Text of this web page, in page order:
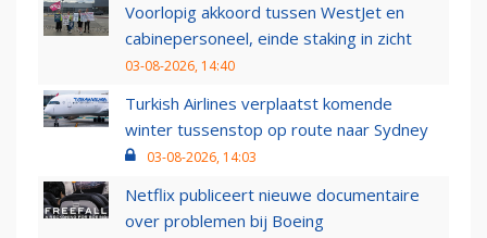
Voorlopig akkoord tussen WestJet en
cabinepersoneel, einde staking in zicht
03-08-2026, 14:40
Turkish Airlines verplaatst komende
winter tussenstop op route naar Sydney
03-08-2026, 14:03
Netflix publiceert nieuwe documentaire
over problemen bij Boeing